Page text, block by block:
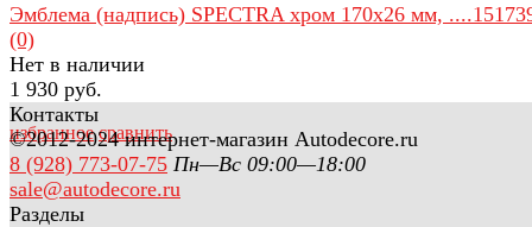
избранное сравнить
Эмблема (надпись) SPECTRA хром 170х26 мм,
(0)
Нет в наличии
1 930 руб.
Контакты
©2012-2024 интернет-магазин Autodecore.ru
8 (928) 773-07-75 Пн—Вс 09:00—18:00
sale@autodecore.ru
Разделы